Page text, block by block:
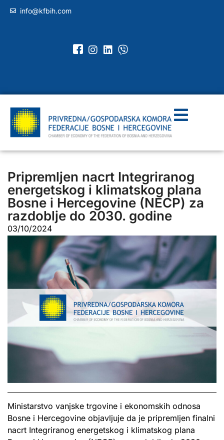
info@kfbih.com
Pripremljen nacrt Integriranog
energetskog i klimatskog plana
Bosne i Hercegovine (NECP) za
razdoblje do 2030. godine
03/10/2024
Ministarstvo vanjske trgovine i ekonomskih odnosa
Bosne i Hercegovine objavljuje da je pripremljen finalni
nacrt Integriranog energetskog i klimatskog plana